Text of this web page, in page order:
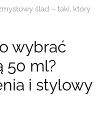
ślad – taki, który
wybrać
50 ml?
i stylowy